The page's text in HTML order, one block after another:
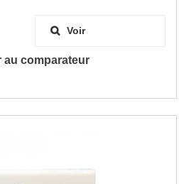
Voir
au comparateur